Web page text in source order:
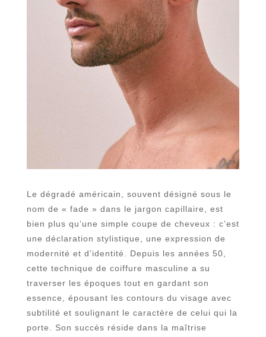
Le dégradé américain, souvent désigné sous le
nom de « fade » dans le jargon capillaire, est
bien plus qu’une simple coupe de cheveux : c’est
une déclaration stylistique, une expression de
modernité et d’identité. Depuis les années 50,
cette technique de coiffure masculine a su
traverser les époques tout en gardant son
essence, épousant les contours du visage avec
subtilité et soulignant le caractère de celui qui la
porte. Son succès réside dans la maîtrise